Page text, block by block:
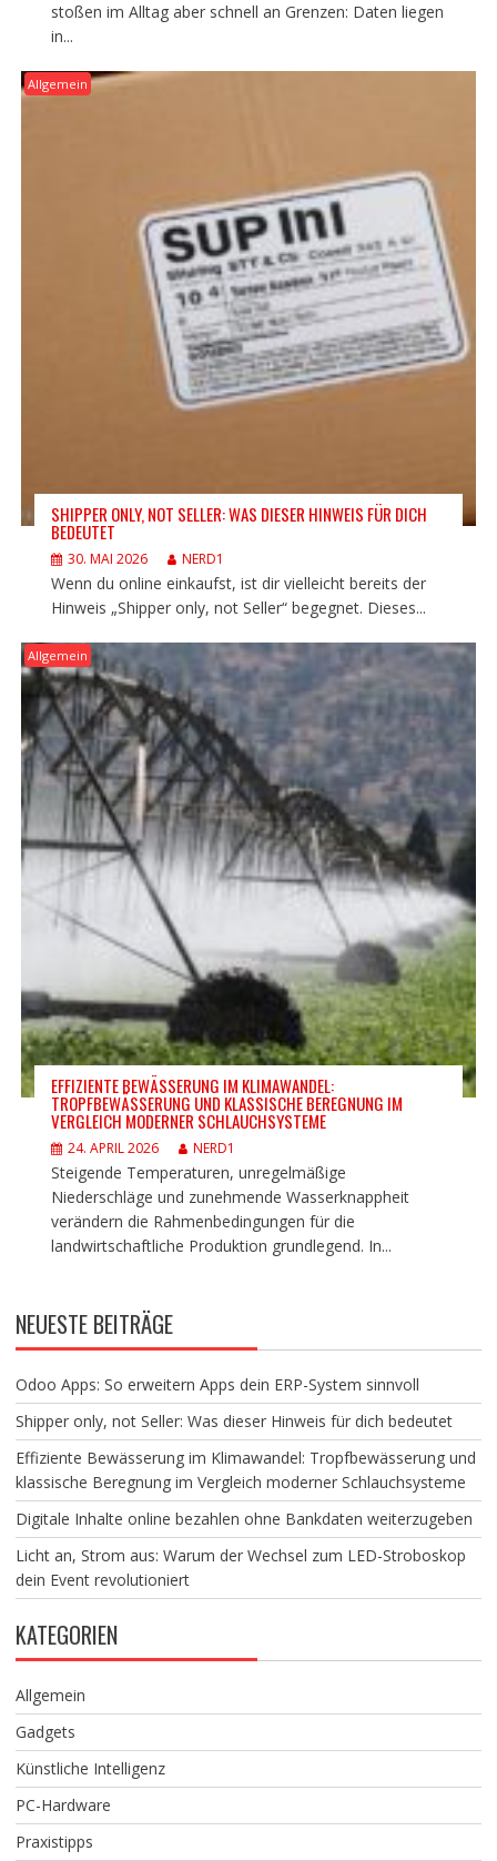
stoßen im Alltag aber schnell an Grenzen: Daten liegen
in...
Allgemein
SHIPPER ONLY, NOT SELLER: WAS DIESER HINWEIS FÜR DICH
BEDEUTET
30. MAI 2026 NERD1
Wenn du online einkaufst, ist dir vielleicht bereits der
Hinweis „Shipper only, not Seller“ begegnet. Dieses...
Allgemein
EFFIZIENTE BEWÄSSERUNG IM KLIMAWANDEL:
TROPFBEWÄSSERUNG UND KLASSISCHE BEREGNUNG IM
VERGLEICH MODERNER SCHLAUCHSYSTEME
24. APRIL 2026 NERD1
Steigende Temperaturen, unregelmäßige
Niederschläge und zunehmende Wasserknappheit
verändern die Rahmenbedingungen für die
landwirtschaftliche Produktion grundlegend. In...
NEUESTE BEITRÄGE
Odoo Apps: So erweitern Apps dein ERP-System sinnvoll
Shipper only, not Seller: Was dieser Hinweis für dich bedeutet
Effiziente Bewässerung im Klimawandel: Tropfbewässerung und
klassische Beregnung im Vergleich moderner Schlauchsysteme
Digitale Inhalte online bezahlen ohne Bankdaten weiterzugeben
Licht an, Strom aus: Warum der Wechsel zum LED-Stroboskop
dein Event revolutioniert
KATEGORIEN
Allgemein
Gadgets
Künstliche Intelligenz
PC-Hardware
Praxistipps